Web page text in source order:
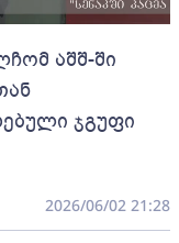
აშშ-ში
ჯგუფი
2026/06/02 21:28